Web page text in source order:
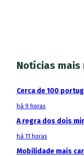
Notícias mais
Cerca de 100
há 9 horas
A regra dos dois
há 11 horas
Mobilidade mais